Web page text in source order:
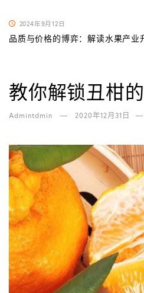
教你解锁丑柑
Admintdmin 2020年12月31日
2024年9月12日
品质与价格的博弈：解读水果产